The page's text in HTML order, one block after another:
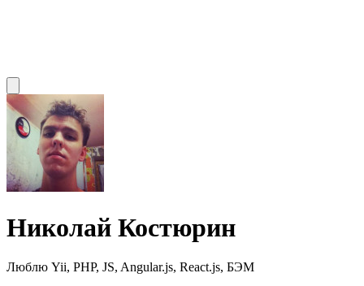
Николай Костюрин
Люблю Yii, PHP, JS, Angular.js, React.js, БЭМ